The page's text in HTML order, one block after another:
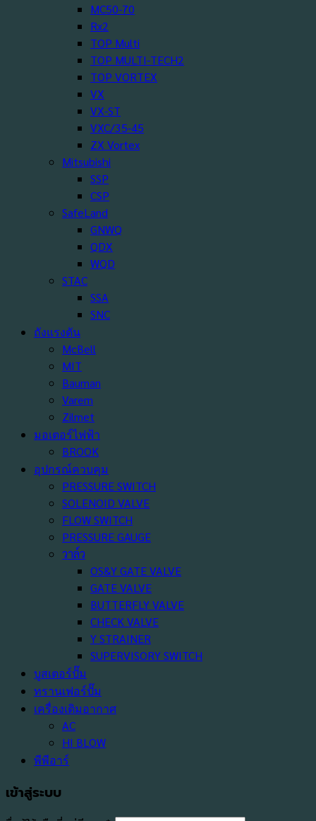
MC50-70
Rx2
TOP Multi
TOP MULTI-TECH2
TOP VORTEX
VX
VX-ST
VXC/35-45
ZX Vortex
Mitsubishi
SSP
CSP
SafeLand
GNWQ
QDX
WQD
STAC
SSA
SNC
ถังแรงดัน
McBell
MIT
Bauman
Varem
Zilmet
มอเตอร์ไฟฟ้า
BROOK
อุปกรณ์ควบคุม
PRESSURE SWITCH
SOLENOID VALVE
FLOW SWITCH
PRESSURE GAUGE
วาล์ว
OS&Y GATE VALVE
GATE VALVE
BUTTERFLY VALVE
CHECK VALVE
Y STRAINER
SUPERVISORY SWITCH
บูสเตอร์ปั๊ม
ทรานเฟอร์ปั๊ม
เครื่องเติมอากาศ
AC
HI BLOW
พีพีอาร์
เข้าสู่ระบบ